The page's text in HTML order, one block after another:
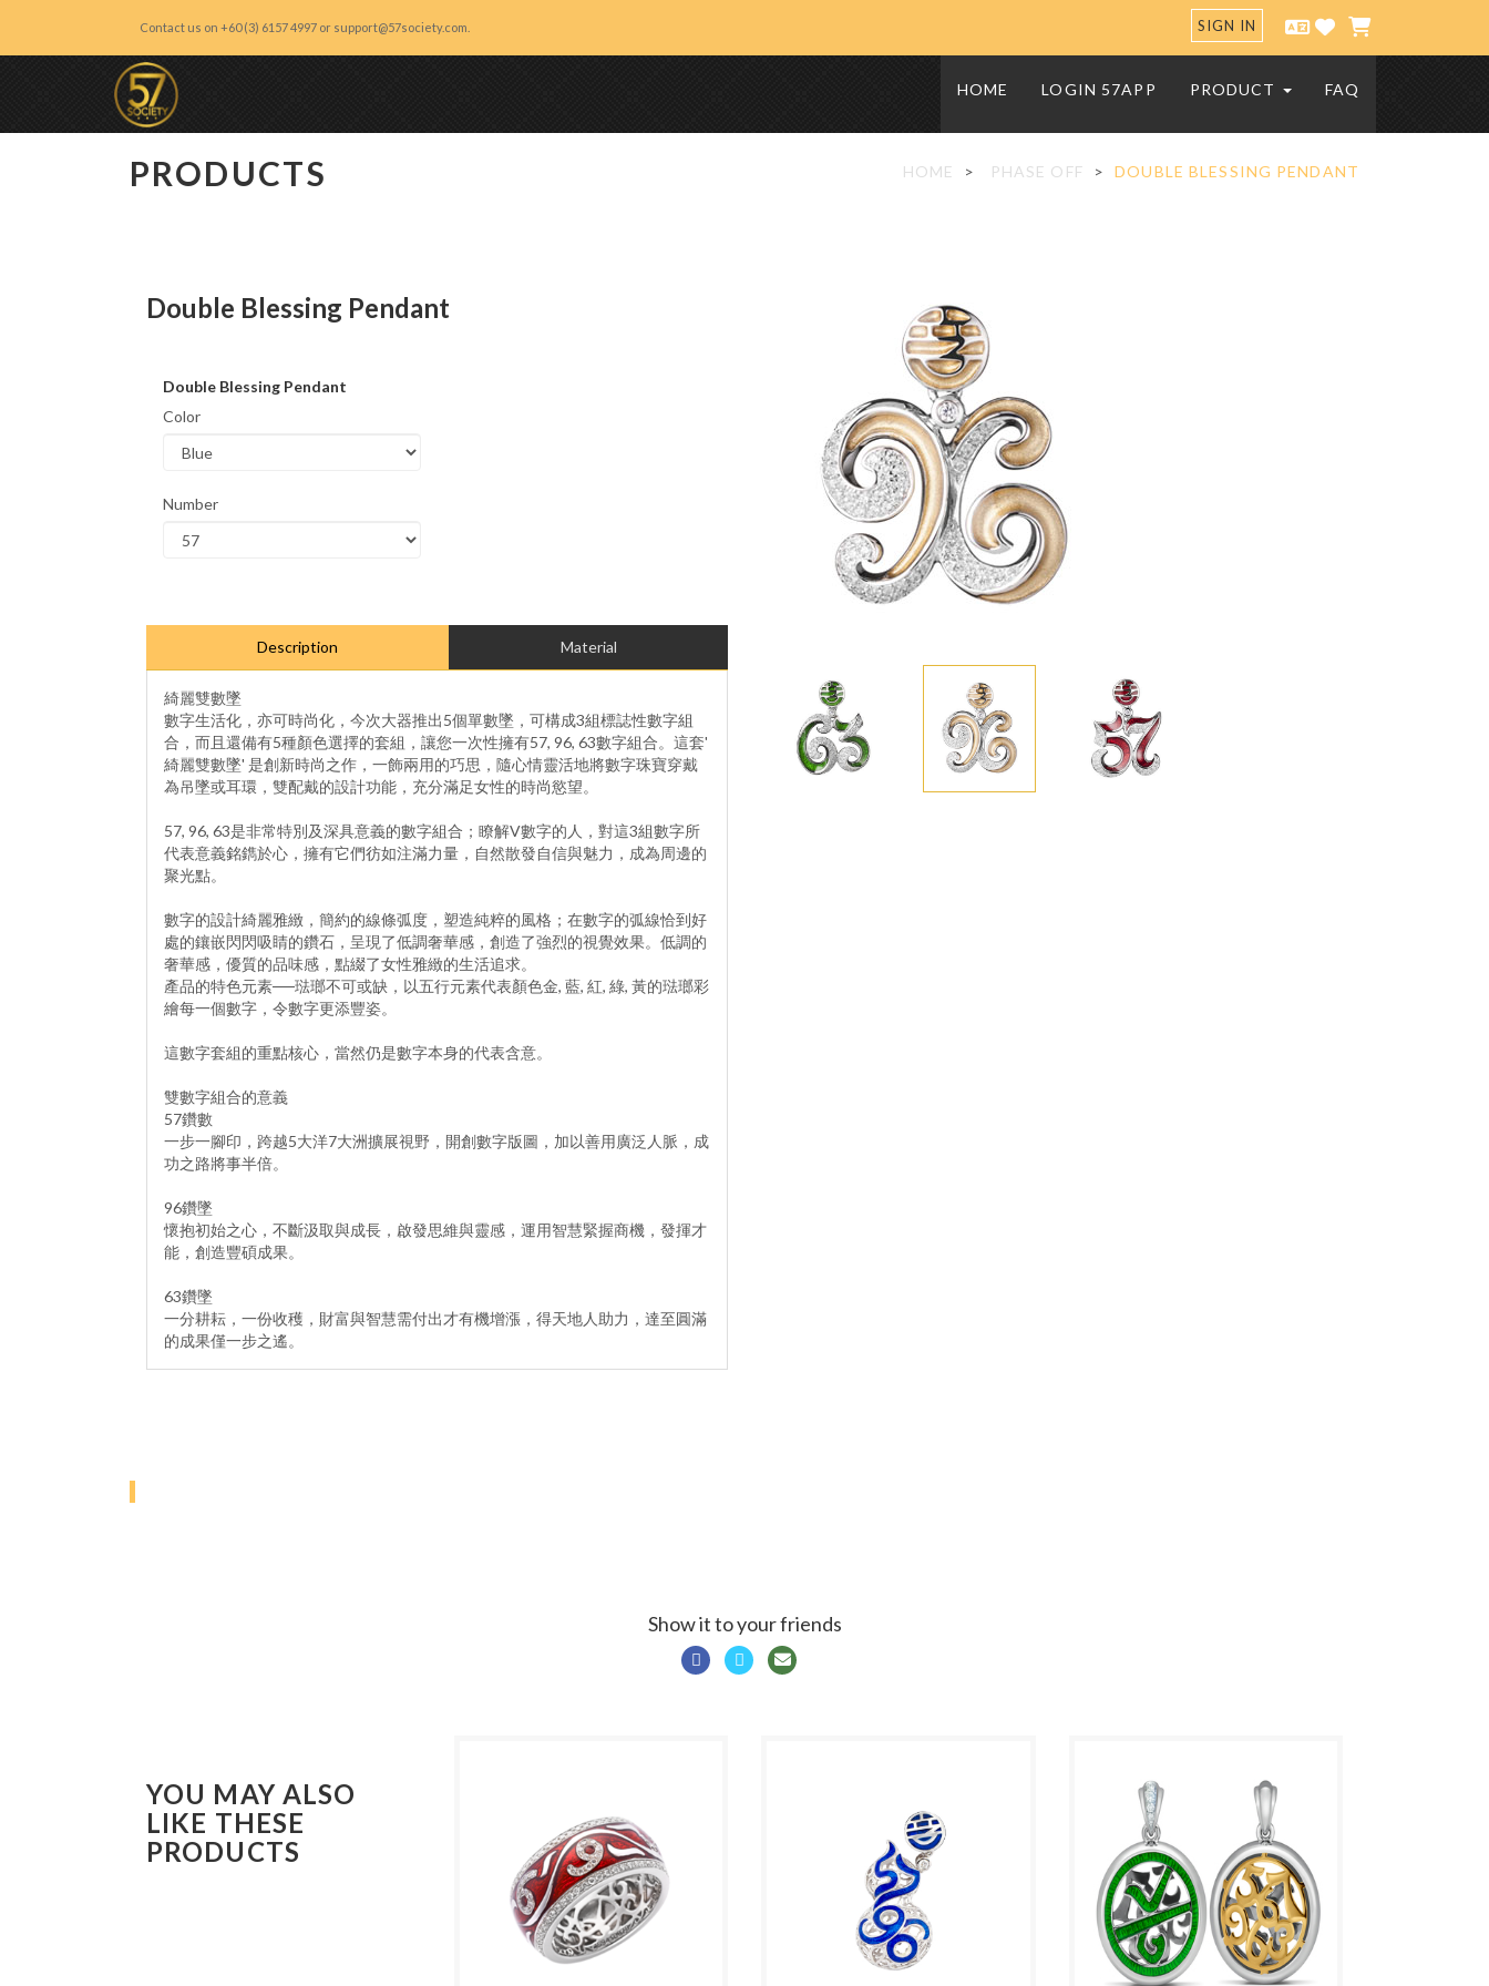
Contact us on +60 (3) 6157 4997 or support@57society.com. SIGN IN
57 Society
HOME LOGIN 57APP PRODUCT FAQ
PRODUCTS HOME PHASE OFF DOUBLE BLESSING PENDANT
Double Blessing Pendant
Double Blessing Pendant
Color
Number
Description Material
綺麗雙數墜
數字生活化，亦可時尚化，今次大器推出5個單數墜，可構成3組標誌性數字組
合，而且還備有5種顏色選擇的套組，讓您一次性擁有57, 96, 63數字組合。這套'
綺麗雙數墜' 是創新時尚之作，一飾兩用的巧思，隨心情靈活地將數字珠寶穿戴
為吊墜或耳環，雙配戴的設計功能，充分滿足女性的時尚慾望。
57, 96, 63是非常特別及深具意義的數字組合；瞭解V數字的人，對這3組數字所
代表意義銘鐫於心，擁有它們彷如注滿力量，自然散發自信與魅力，成為周邊的
聚光點。
數字的設計綺麗雅緻，簡約的線條弧度，塑造純粹的風格；在數字的弧線恰到好
處的鑲嵌閃閃吸睛的鑽石，呈現了低調奢華感，創造了強烈的視覺效果。低調的
奢華感，優質的品味感，點綴了女性雅緻的生活追求。
產品的特色元素──琺瑯不可或缺，以五行元素代表顏色金, 藍, 紅, 綠, 黃的琺瑯彩
繪每一個數字，令數字更添豐姿。
這數字套組的重點核心，當然仍是數字本身的代表含意。
雙數字組合的意義
57鑽數
一步一腳印，跨越5大洋7大洲擴展視野，開創數字版圖，加以善用廣泛人脈，成
功之路將事半倍。
96鑽墜
懷抱初始之心，不斷汲取與成長，啟發思維與靈感，運用智慧緊握商機，發揮才
能，創造豐碩成果。
63鑽墜
一分耕耘，一份收穫，財富與智慧需付出才有機增漲，得天地人助力，達至圓滿
的成果僅一步之遙。
Show it to your friends
YOU MAY ALSO
LIKE THESE
PRODUCTS